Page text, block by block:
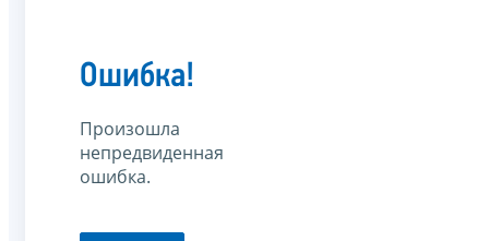
Ошибка!
Произошла
непредвиденная
ошибка.